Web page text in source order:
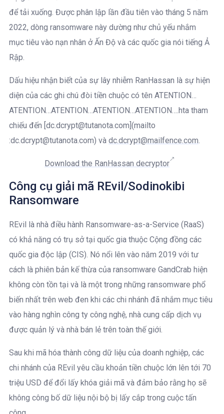
để tải xuống. Được phân lập lần đầu tiên vào tháng 5 năm
2022, dòng ransomware này dường như chủ yếu nhắm
mục tiêu vào nạn nhân ở Ấn Độ và các quốc gia nói tiếng Ả
Rập.
Dấu hiệu nhận biết của sự lây nhiễm RanHassan là sự hiện
diện của các ghi chú đòi tiền chuộc có tên ATENTION…
ATENTION…ATENTION…ATENTION…ATENTION….hta tham
chiếu đến [dc.dcrypt@tutanota.com](mailto
:dc.dcrypt@tutanota.com) và dc.dcrypt@mailfence.com
Download the RanHassan decryptor
Công cụ giải mã REvil/Sodinokibi
Ransomware
REvil là nhà điều hành Ransomware-as-a-Service (RaaS)
có khả năng có trụ sở tại quốc gia thuộc Cộng đồng các
quốc gia độc lập (CIS). Nó nổi lên vào năm 2019 với tư
cách là phiên bản kế thừa của ransomware GandCrab hiện
không còn tồn tại và là một trong những ransomware phổ
biến nhất trên web đen khi các chi nhánh đã nhắm mục tiêu
vào hàng nghìn công ty công nghệ, nhà cung cấp dịch vụ
được quản lý và nhà bán lẻ trên toàn thế giới.
Sau khi mã hóa thành công dữ liệu của doanh nghiệp, các
chi nhánh của REvil yêu cầu khoản tiền chuộc lớn lên tới 70
triệu USD để đổi lấy khóa giải mã và đảm bảo rằng họ sẽ
không công bố dữ liệu nội bộ bị lấy cắp trong cuộc tấn